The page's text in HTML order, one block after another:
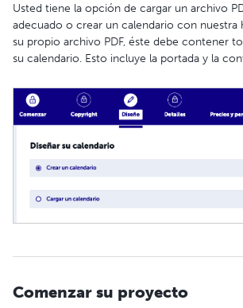
Usted tiene la opción de cargar un archivo
adecuado o crear un calendario con nuestra
su propio archivo PDF, éste debe contener
su calendario. Esto incluye la portada y la
Comenzar su proyecto